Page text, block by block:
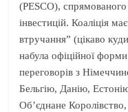
(PESCO),
інвестицій. Коаліція
втручання” (цікаво
набула офіційної
переговорів з
Бельгію, Данію,
Об’єднане